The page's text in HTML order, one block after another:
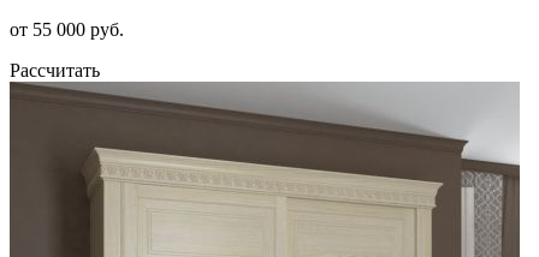
от 55 000 руб.
Рассчитать